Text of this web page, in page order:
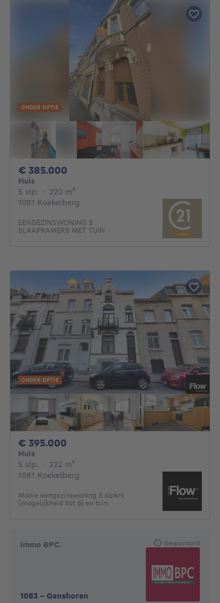
ONDER OPTIE
€ 385.000
Huis
5 slp. 5 slaapkamers
· 220 m²
1081 Koekelberg
EENGEZINSWONING 5
SLAAPKAMERS MET TUIN
ONDER OPTIE
€ 395.000
Huis
5 slp. 5 slaapkamers
· 222 m²
1081 Koekelberg
Mooie eengezinswoning 5 slpkrs
(mogelijkheid tot 6) en tuin.
Immo BPC.
1083 - Ganshoren
Gesponsord